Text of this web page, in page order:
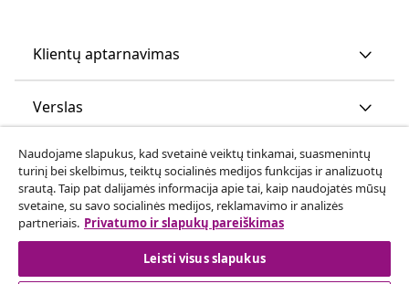
Klientų aptarnavimas
Verslas
vidaXL
Atraskite daugiau
Naudojame slapukus, kad svetainė veiktų tinkamai, suasmenintų
turinį bei skelbimus, teiktų socialinės medijos funkcijas ir analizuotų
srautą. Taip pat dalijamės informacija apie tai, kaip naudojatės mūsų
svetaine, su savo socialinės medijos, reklamavimo ir analizės
partneriais. Privatumo ir slapukų pareiškimas
Leisti visus slapukus